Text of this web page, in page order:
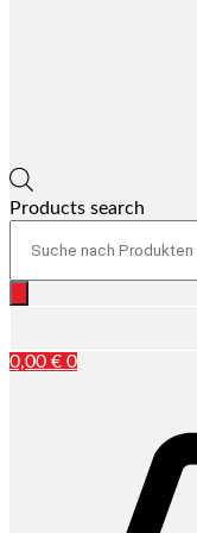
Products search
0,00 € 0